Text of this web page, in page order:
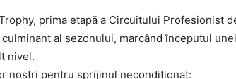
prima etapă a Circuitului Profesionist
al sezonului, marcând începutul
nivel.
noștri pentru sprijinul necondiționat: